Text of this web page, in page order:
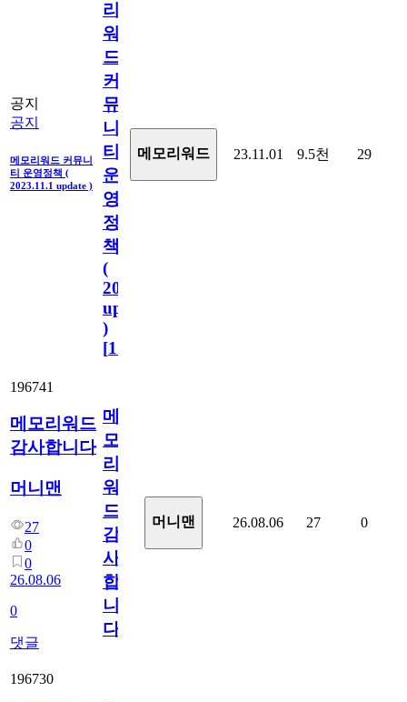
공지
공지
메모리워드 커뮤니
티 운영정책 (
2023.11.1 update )
리
워
드
커
뮤
니
티
운
영
정
책
(
2023.11.1
update
)
[110
메모리워드 23.11.01 9.5천 29
196741
메모리워드
감사합니다
머니맨
27
0
0
26.08.06
0
댓글
메
모
리
워
드
감
사
합
니
다
머니맨 26.08.06 27 0
196730